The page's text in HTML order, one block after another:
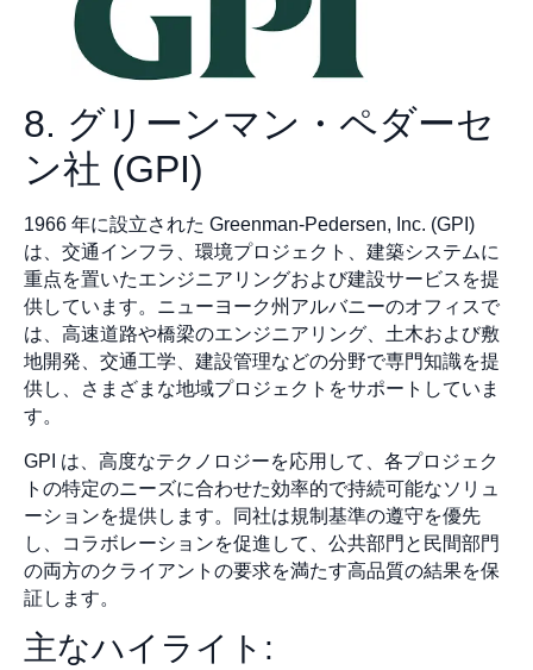
8. グリーンマン・ペダーセ
ン社 (GPI)
1966 年に設立された Greenman-Pedersen, Inc. (GPI)
は、交通インフラ、環境プロジェクト、建築システムに
重点を置いたエンジニアリングおよび建設サービスを提
供しています。ニューヨーク州アルバニーのオフィスで
は、高速道路や橋梁のエンジニアリング、土木および敷
地開発、交通工学、建設管理などの分野で専門知識を提
供し、さまざまな地域プロジェクトをサポートしていま
す。
GPI は、高度なテクノロジーを応用して、各プロジェク
トの特定のニーズに合わせた効率的で持続可能なソリュ
ーションを提供します。同社は規制基準の遵守を優先
し、コラボレーションを促進して、公共部門と民間部門
の両方のクライアントの要求を満たす高品質の結果を保
証します。
主なハイライト: